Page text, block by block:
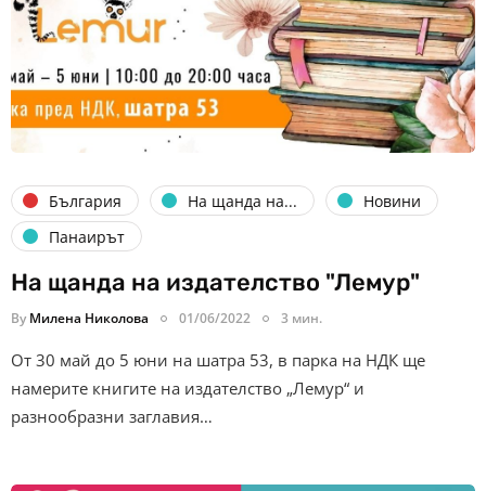
България На щанда на...
Новини
Панаирът
На щанда на издателство "Лемур"
By Милена Николова 01/06/2022 3 мин.
От 30 май до 5 юни на шатра 53, в парка на НДК ще
намерите книгите на издателство „Лемур“ и
разнообразни заглавия…